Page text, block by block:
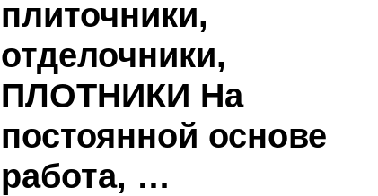
плиточники,
отделочники,
ПЛОТНИКИ На
постоянной основе
работа, …